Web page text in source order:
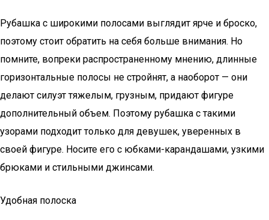
Рубашка с широкими полосами выглядит ярче и броско,
поэтому стоит обратить на себя больше внимания. Но
помните, вопреки распространенному мнению, длинные
горизонтальные полосы не стройнят, а наоборот — они
делают силуэт тяжелым, грузным, придают фигуре
дополнительный объем. Поэтому рубашка с такими
узорами подходит только для девушек, уверенных в
своей фигуре. Носите его с юбками-карандашами, узкими
брюками и стильными джинсами.
Удобная полоска